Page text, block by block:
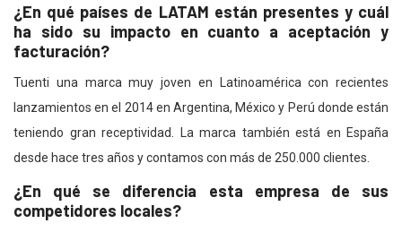
¿En qué países de LATAM están presentes y cuál
ha sido su impacto en cuanto a aceptación y
facturación?
Tuenti una marca muy joven en Latinoamérica con recientes
lanzamientos en el 2014 en Argentina, México y Perú donde están
teniendo gran receptividad. La marca también está en España
desde hace tres años y contamos con más de 250.000 clientes.
¿En qué se diferencia esta empresa de sus
competidores locales?